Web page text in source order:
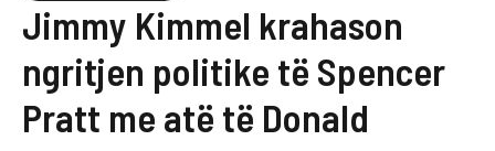
Jimmy Kimmel krahason
ngritjen politike të Spencer
Pratt me atë të Donald